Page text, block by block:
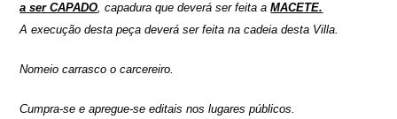
a ser CAPADO, capadura que deverá ser feita aMACETE.
A execução desta peça deverá ser feita na cadeia desta Villa.
Nomeio carrasco o carcereiro.
Cumpra-se e apregue-se editais nos lugares públicos.